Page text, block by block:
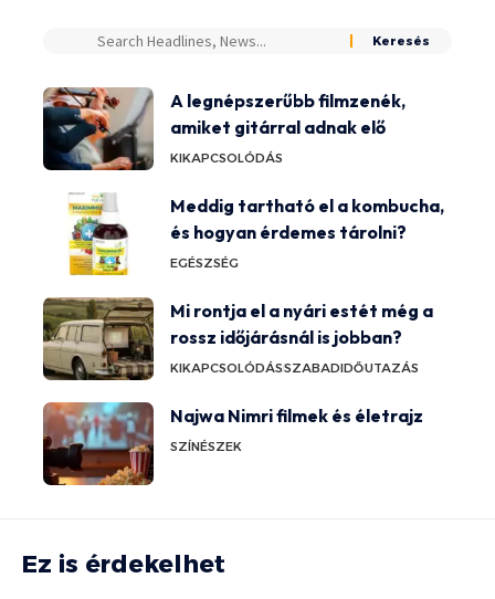
A legnépszerűbb filmzenék,
amiket gitárral adnak elő
KIKAPCSOLÓDÁS
Meddig tartható el a kombucha,
és hogyan érdemes tárolni?
EGÉSZSÉG
Mi rontja el a nyári estét még a
rossz időjárásnál is jobban?
KIKAPCSOLÓDÁSSZABADIDŐUTAZÁS
Najwa Nimri filmek és életrajz
SZÍNÉSZEK
Ez is érdekelhet